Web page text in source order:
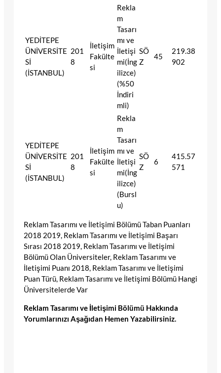
YEDİTEPE
ÜNİVERSİTE
Sİ
(İSTANBUL)
201
8
İletişim
Fakülte
si
Rekla
m
Tasarı
mı ve
İletişi
mi(İng
ilizce)
(%50
İndiri
mli)
SÖ
Z
45
219.38
902
YEDİTEPE
ÜNİVERSİTE
Sİ
(İSTANBUL)
201
8
İletişim
Fakülte
si
Rekla
m
Tasarı
mı ve
İletişi
mi(İng
ilizce)
(Bursl
u)
SÖ
Z
6
415.57
571
Reklam Tasarımı ve İletişimi Bölümü Taban Puanları
2018 2019, Reklam Tasarımı ve İletişimi Başarı
Sırası 2018 2019, Reklam Tasarımı ve İletişimi
Bölümü Olan Üniversiteler, Reklam Tasarımı ve
İletişimi Puanı 2018, Reklam Tasarımı ve İletişimi
Puan Türü, Reklam Tasarımı ve İletişimi Bölümü Hangi
Üniversitelerde Var
Reklam Tasarımı ve İletişimi Bölümü Hakkında
Yorumlarınızı Aşağıdan Hemen Yazabilirsiniz.